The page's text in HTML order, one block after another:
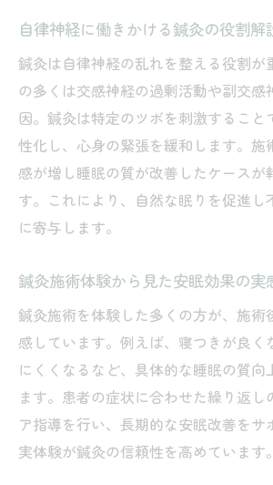
鍼灸で副交感神経を優位にす
安眠へ導く鍼灸と生活習慣
副交感神経を高めるツボと
せ
副交感神経と睡眠の質向上
こと
自律神経に働きかける鍼灸の役割解
鍼灸は自律神経の乱れを整える役割が
の多くは交感神経の過剰活動や副交感
因。鍼灸は特定のツボを刺激すること
性化し、心身の緊張を緩和します。施
感が増し睡眠の質が改善したケースが
す。これにより、自然な眠りを促進し
に寄与します。
鍼灸施術体験から見た安眠効果の実
鍼灸施術を体験した多くの方が、施術
感しています。例えば、寝つきが良く
にくくなるなど、具体的な睡眠の質向
ます。患者の症状に合わせた繰り返し
ア指導を行い、長期的な安眠改善をサ
実体験が鍼灸の信頼性を高めています。